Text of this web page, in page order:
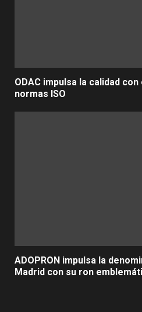
ODAC impulsa la calidad
normas ISO
ADOPRON impulsa la
Madrid con su ron